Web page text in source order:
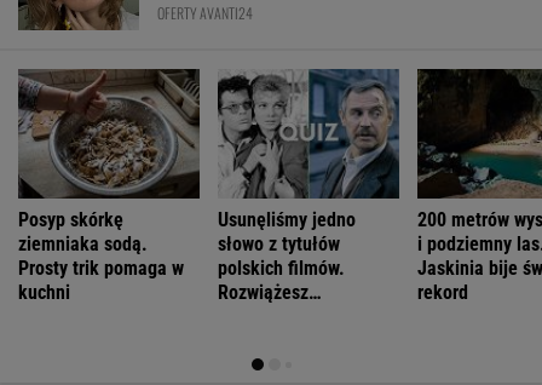
OFERTY AVANTI24
Posyp skórkę
ziemniaka sodą.
Prosty trik pomaga w
kuchni
Usunęliśmy jedno
słowo z tytułów
polskich filmów.
Rozwiążesz
200 metrów
i podziemny
Jaskinia bije
rekord